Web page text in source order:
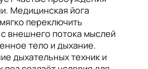
Медицинская йога
переключить
внешнего потока мыслей
тело и дыхание.
дыхательных техник и